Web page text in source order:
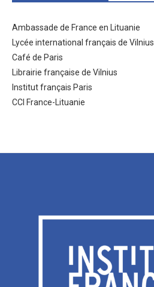
Ambassade de France en Lituanie
Lycée international français de Vilnius
Café de Paris
Librairie française de Vilnius
Institut français Paris
CCI France-Lituanie